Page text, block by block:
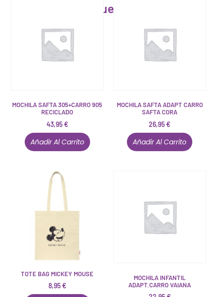
Artículos que pueden interesarte
MOCHILA SAFTA 305+CARRO 905
RECICLADO
43,95€
Añadir Al Carrito
MOCHILA SAFTA ADAPT CARRO
SAFTA CORA
26,95€
Añadir Al Carrito
TOTE BAG MICKEY MOUSE
8,95€
MOCHILA INFANTIL
ADAPT.CARRO VAIANA